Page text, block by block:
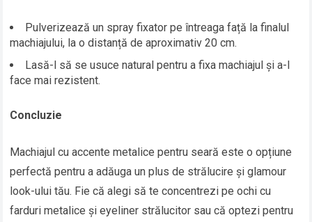
Pulverizează un spray fixator pe întreaga față la finalul
machiajului, la o distanță de aproximativ 20 cm.
Lasă-l să se usuce natural pentru a fixa machiajul și a-l
face mai rezistent.
Concluzie
Machiajul cu accente metalice pentru seară este o opțiune
perfectă pentru a adăuga un plus de strălucire și glamour
look-ului tău. Fie că alegi să te concentrezi pe ochi cu
farduri metalice și eyeliner strălucitor sau că optezi pentru